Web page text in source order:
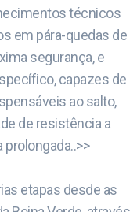
técnicos
em pára-quedas de
segurança, e
capazes de
ao salto,
de resistência a
etapas desde as